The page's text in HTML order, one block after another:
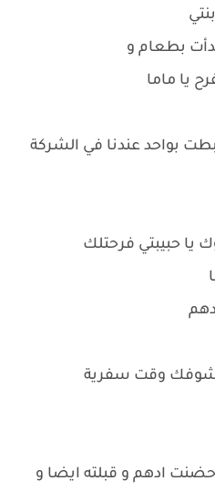
بطعام و
يا ماما
بواحد عندنا في الشركة
حبيبتي فرحتلك
اشوفك وقت سفرية
ادهم و قبلته ايضا و